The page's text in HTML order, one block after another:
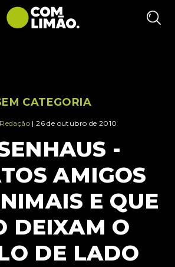
CATEGORIA
Redação | 26 de outubro de 2010
-
AMIGOS
E QUE
DEIXAM O
DE LADO